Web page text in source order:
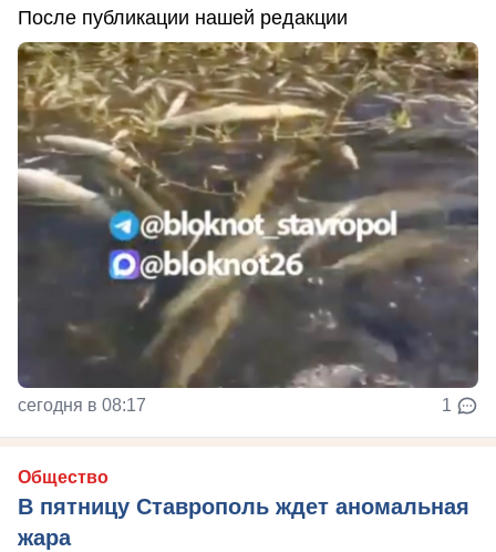
После публикации нашей редакции
сегодня в 08:17 1
Общество
В пятницу Ставрополь ждет аномальная
жара